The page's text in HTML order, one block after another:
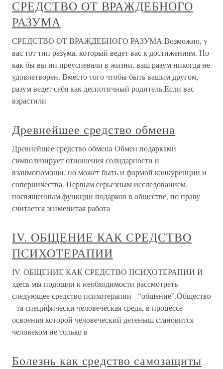
СРЕДСТВО ОТ ВРАЖДЕБНОГО
РАЗУМА
СРЕДСТВО ОТ ВРАЖДЕБНОГО РАЗУМА Возможно, у
вас тот тип разума, который ведет вас к достижениям. Но
как бы вы ни преуспевали в жизни, ваш разум никогда не
удовлетворен. Вместо того чтобы быть вашим другом,
разум ведет себя как деспотичный родитель.Если вас
взрастили
Древнейшее средство обмена
Древнейшее средство обмена Обмен подарками
символизирует отношения солидарности и
взаимопомощи, но может быть и формой конкуренции и
соперничества. Первым серьезным исследованием,
посвященным функции подарков в обществе, по праву
считается знаменитая работа
IV. ОБЩЕНИЕ КАК СРЕДСТВО
ПСИХОТЕРАПИИ
IV. ОБЩЕНИЕ КАК СРЕДСТВО ПСИХОТЕРАПИИ И
здесь мы подошли к необходимости рассмотреть
следующее средство психотерапии - “общение”.Общество
- та специфически человеческая среда, в процессе
освоения которой человеческий детеныш становится
человеком не только в
Болезнь как средство самозащиты